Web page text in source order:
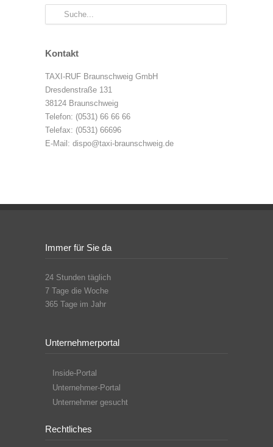
Kontakt
TAXI-RUF Braunschweig GmbH
Dresdenstraße 131
38124 Braunschweig
Telefon: (0531) 66 66 66
Telefax: (0531) 66696
E-Mail: dispo@taxi-braunschweig.de
Immer für Sie da
24 Stunden täglich
7 Tage die Woche
365 Tage im Jahr
Unternehmerportal
Inside-Portal
Unternehmer-Portal
Unternehmer gesucht
Rechtliches